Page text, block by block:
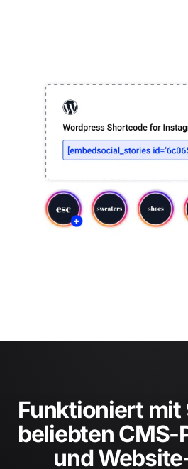
Funktioniert mit
beliebten CMS-
und